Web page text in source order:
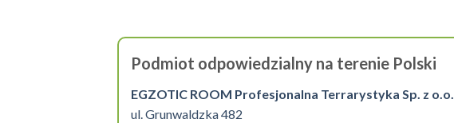
Podmiot odpowiedzialny na terenie Polski
EGZOTIC ROOM Profesjonalna Terrarystyka Sp. z o.o.
ul. Grunwaldzka 482